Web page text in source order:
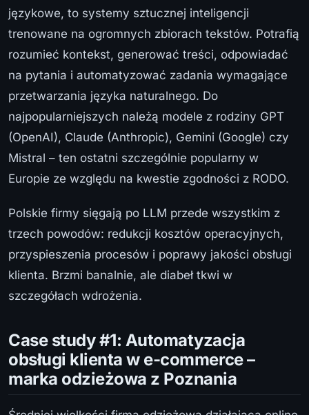
językowe, to systemy sztucznej inteligencji
trenowane na ogromnych zbiorach tekstów. Potrafią
rozumieć kontekst, generować treści, odpowiadać
na pytania i automatyzować zadania wymagające
przetwarzania języka naturalnego. Do
najpopularniejszych należą modele z rodziny GPT
(OpenAI), Claude (Anthropic), Gemini (Google) czy
Mistral – ten ostatni szczególnie popularny w
Europie ze względu na kwestie zgodności z RODO.
Polskie firmy sięgają po LLM przede wszystkim z
trzech powodów: redukcji kosztów operacyjnych,
przyspieszenia procesów i poprawy jakości obsługi
klienta. Brzmi banalnie, ale diabeł tkwi w
szczegółach wdrożenia.
Case study #1: Automatyzacja
obsługi klienta w e-commerce –
marka odzieżowa z Poznania